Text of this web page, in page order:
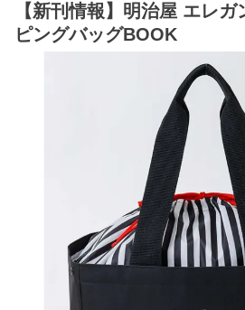
【新刊情報】明治屋 エレ
ピングバッグBOOK